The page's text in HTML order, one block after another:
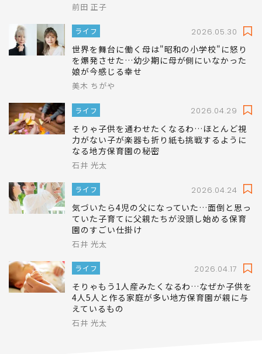
前田 正子
ライフ 2026.05.30
世界を舞台に働く母は"昭和の小学校"に怒り
を爆発させた…幼少期に母が側にいなかった
娘が今感じる幸せ
美木 ちがや
ライフ 2026.04.29
そりゃ子供を通わせたくなるわ…ほとんど視
力がない子が楽器も折り紙も挑戦するように
なる地方保育園の秘密
石井 光太
ライフ 2026.04.24
気づいたら4児の父になっていた…面倒と思っ
ていた子育てに父親たちが没頭し始める保育
園のすごい仕掛け
石井 光太
ライフ 2026.04.17
そりゃもう1人産みたくなるわ…なぜか子供を
4人5人と作る家庭が多い地方保育園が親に与
えているもの
石井 光太